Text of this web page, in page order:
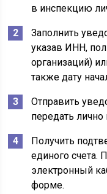
в инспекцию
Заполнить
указав ИНН,
организаций)
также дату
Отправить
передать
Получить
единого счета.
электронный
форме.